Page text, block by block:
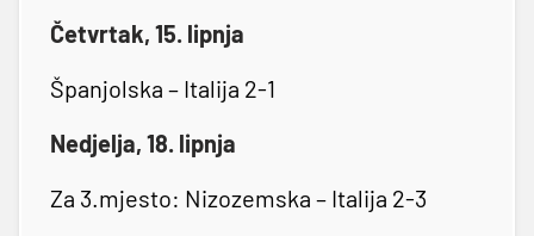
Četvrtak, 15. lipnja
Španjolska – Italija 2-1
Nedjelja, 18. lipnja
Za 3.mjesto: Nizozemska – Italija 2-3